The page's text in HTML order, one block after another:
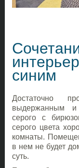
синим
Достаточно
выдержанным и
серого с
серого цвета
комнаты.
в нем не будет
суть.